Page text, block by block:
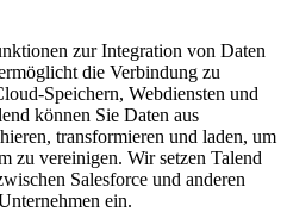
zur Integration von Daten
die Verbindung zu
Speichern, Webdiensten und
können Sie Daten aus
transformieren und laden, um
zu vereinigen. Wir setzen Talend
Salesforce und anderen
ein.